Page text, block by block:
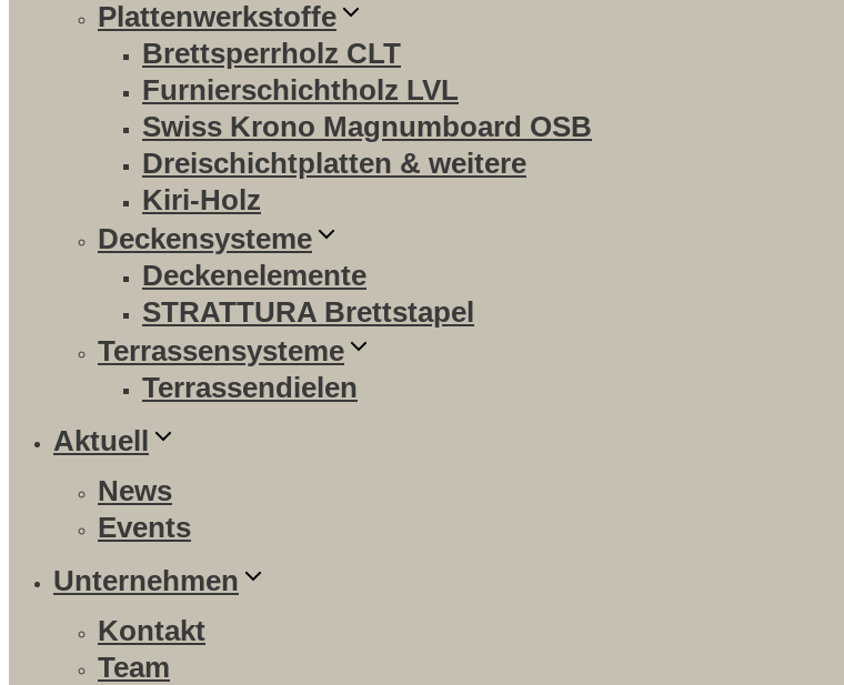
Plattenwerkstoffe
Brettsperrholz CLT
Furnierschichtholz LVL
Swiss Krono Magnumboard OSB
Dreischichtplatten & weitere
Kiri-Holz
Deckensysteme
Deckenelemente
STRATTURA Brettstapel
Terrassensysteme
Terrassendielen
Aktuell
News
Events
Unternehmen
Kontakt
Team